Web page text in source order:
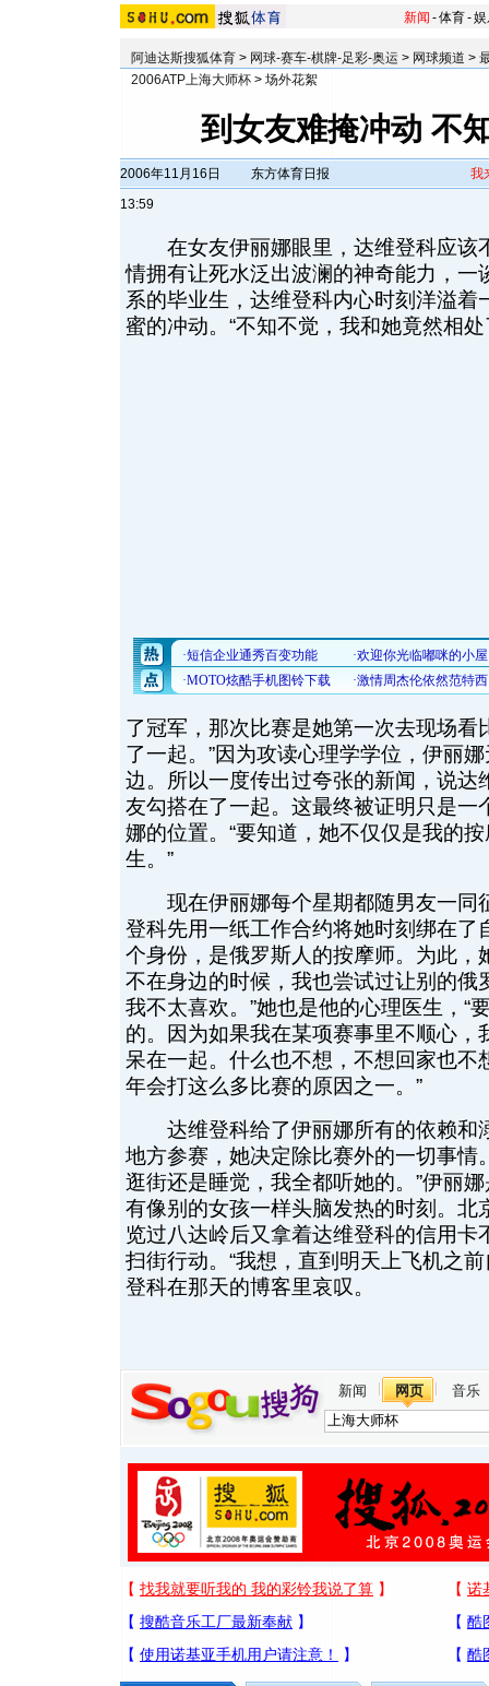
新闻 -体育-
阿迪达斯搜狐体育 > 网球-赛车-棋牌-足彩-奥运 > 网球频道 >
2006ATP上海大师杯 > 场外花絮
到女友难掩冲动 不
2006年11月16日
13:59
东方体育日报 我
在女友伊丽娜眼里，达维登科应该
情拥有让死水泛出波澜的神奇能力，
系的毕业生，达维登科内心时刻洋溢着
蜜的冲动。“不知不觉，我和她竟然相
了冠军，那次比赛是她第一次去现场看
了一起。”因为攻读心理学学位，伊丽
边。所以一度传出过夸张的新闻，说达
友勾搭在了一起。这最终被证明只是一
娜的位置。“要知道，她不仅仅是我的
生。”
现在伊丽娜每个星期都随男友一同
登科先用一纸工作合约将她时刻绑在了
个身份，是俄罗斯人的按摩师。为此，
不在身边的时候，我也尝试过让别的俄
我不太喜欢。”她也是他的心理医生，“
的。因为如果我在某项赛事里不顺心，
呆在一起。什么也不想，不想回家也不
年会打这么多比赛的原因之一。”
达维登科给了伊丽娜所有的依赖和
地方参赛，她决定除比赛外的一切事情
逛街还是睡觉，我全都听她的。”伊丽
有像别的女孩一样头脑发热的时刻。北
览过八达岭后又拿着达维登科的信用卡
扫街行动。“我想，直到明天上飞机之
登科在那天的博客里哀叹。
新闻 网页 音乐